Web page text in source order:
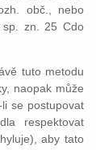
obč., nebo
sp. zn. 25 Cdo
tuto metodu
naopak může
se postupovat
respektovat
aby tato